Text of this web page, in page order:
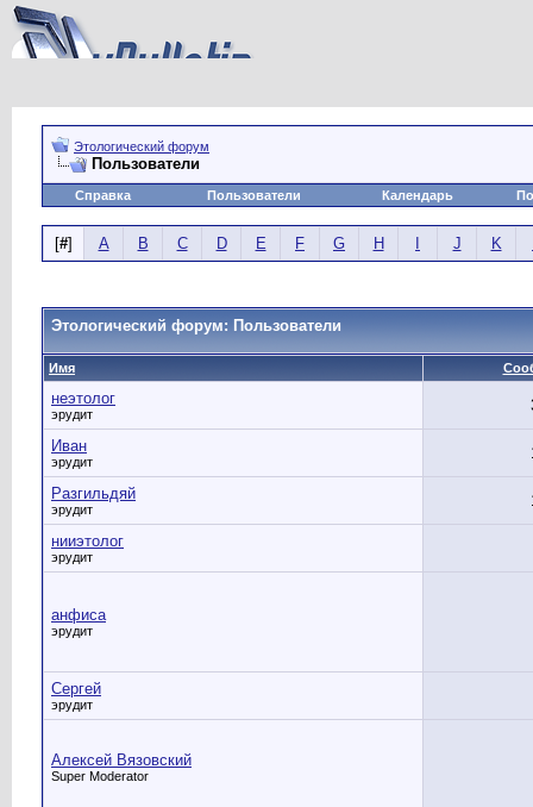
Этологический форум
Пользователи
Справка Пользователи Календарь
[#] A B C D E F G H J K
Этологический форум: Пользователи
Имя
неэтолог
эрудит
Иван
эрудит
Разгильдяй
эрудит
нииэтолог
эрудит
анфиса
эрудит
Сергей
эрудит
Алексей Вязовский
Super Moderator